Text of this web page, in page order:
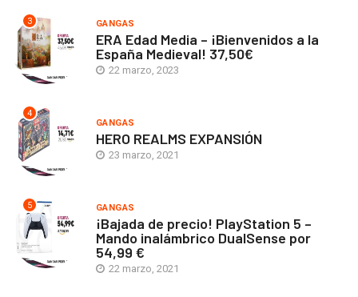
3 GANGAS
ERA Edad Media – ¡Bienvenidos a la
España Medieval! 37,50€
22 marzo, 2023
4
GANGAS
HERO REALMS EXPANSIÓN
23 marzo, 2021
5 GANGAS
¡Bajada de precio! PlayStation 5 –
Mando inalámbrico DualSense por
54,99 €
22 marzo, 2021